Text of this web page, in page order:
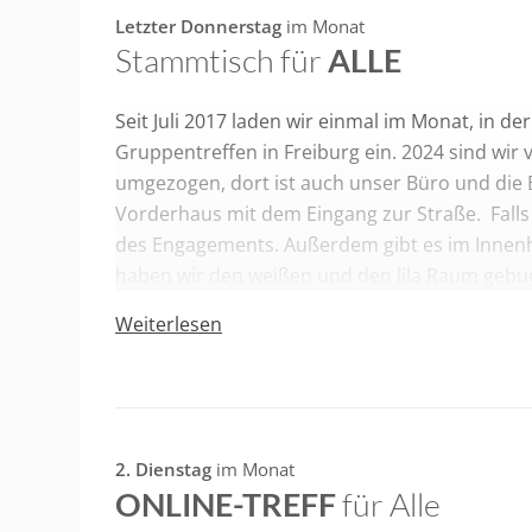
Infos zum Haus des Engagements:
Die Rampe im Innenhof ist jetzt fertig und
von einer Seite angefahren werden. Die
findet ihr auchhier.
Letzter Donnerstag im Monat
Stammtisch fürALLE
Seit Juli 2017 laden wir einmal im Monat, in
Gruppentreffen in Freiburg ein. 2024 sind wir
umgezogen, dort ist auch unser Büro und
Vorderhaus mit dem Eingang zur Straße.
des Engagements. Außerdem gibt es im
den anderen Räumen können auch
wechseln geht leider nicht.
Offen heißt übrigens, du brauchst weder
Weiterlesen
2. Dienstag im Monat
ONLINE-TREFFfür Alle